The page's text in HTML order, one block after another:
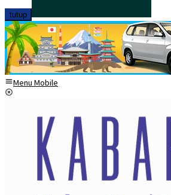
tutup
Menu Mobile